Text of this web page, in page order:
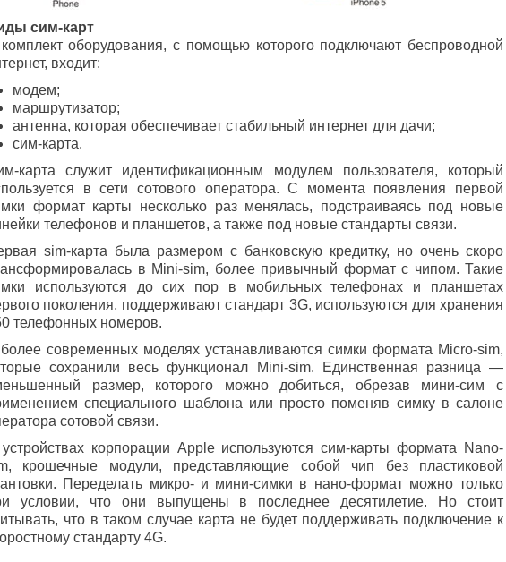
сим-карт
оборудования, с помощью которого подключают беспроводной
входит:
модем;
маршрутизатор;
антенна, которая обеспечивает стабильный интернет для дачи;
сим-карта.
карта служит идентификационным модулем пользователя, который
в сети сотового оператора. С момента появления первой
формат карты несколько раз менялась, подстраиваясь под новые
телефонов и планшетов, а также под новые стандарты связи.
sim-карта была размером с банковскую кредитку, но очень скоро
в Mini-sim, более привычный формат с чипом. Такие
используются до сих пор в мобильных телефонах и планшетах
поколения, поддерживают стандарт 3G, используются для хранения
телефонных номеров.
современных моделях устанавливаются симки формата Micro-sim,
сохранили весь функционал Mini-sim. Единственная разница —
размер, которого можно добиться, обрезав мини-сим с
специального шаблона или просто поменяв симку в салоне
сотовой связи.
корпорации Apple используются сим-карты формата Nano-
крошечные модули, представляющие собой чип без пластиковой
Переделать микро- и мини-симки в нано-формат можно только
условии, что они выпущены в последнее десятилетие. Но стоит
что в таком случае карта не будет поддерживать подключение к
стандарту 4G.